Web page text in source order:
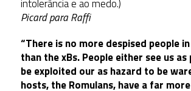
intolerância e ao medo.)
Picard para Raffi
“There is no more despised people
than the xBs. People either see us
be exploited our as hazard to be
hosts, the Romulans, have a far